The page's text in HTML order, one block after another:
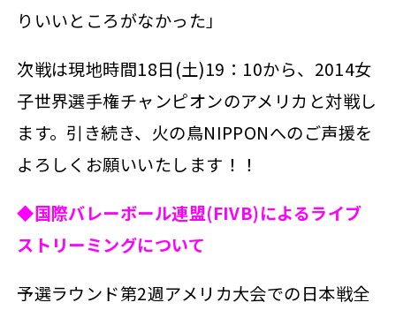
りいいところがなかった」
次戦は現地時間18日(土)19：10から、2014女
子世界選手権チャンピオンのアメリカと対戦し
ます。引き続き、火の鳥NIPPONへのご声援を
よろしくお願いいたします！！
◆国際バレーボール連盟(FIVB)によるライブ
ストリーミングについて
予選ラウンド第2週アメリカ大会での日本戦全